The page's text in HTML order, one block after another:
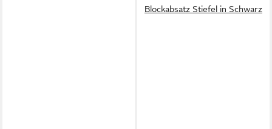
Blockabsatz Stiefel in Schwarz